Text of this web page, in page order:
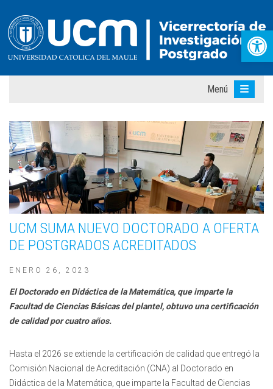
Menú
UCM SUMA NUEVO DOCTORADO A OFERTA
DE POSTGRADOS ACREDITADOS
ENERO 26, 2023
El Doctorado en Didáctica de la Matemática, que imparte la
Facultad de Ciencias Básicas del plantel, obtuvo una certificación
de calidad por cuatro años.
Hasta el 2026 se extiende la certificación de calidad que entregó la
Comisión Nacional de Acreditación (CNA) al Doctorado en
Didáctica de la Matemática, que imparte la Facultad de Ciencias